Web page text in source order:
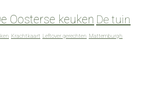
Oosterse keuken De tuin
Krachtkaart Leftover gerechten Mattemburgh